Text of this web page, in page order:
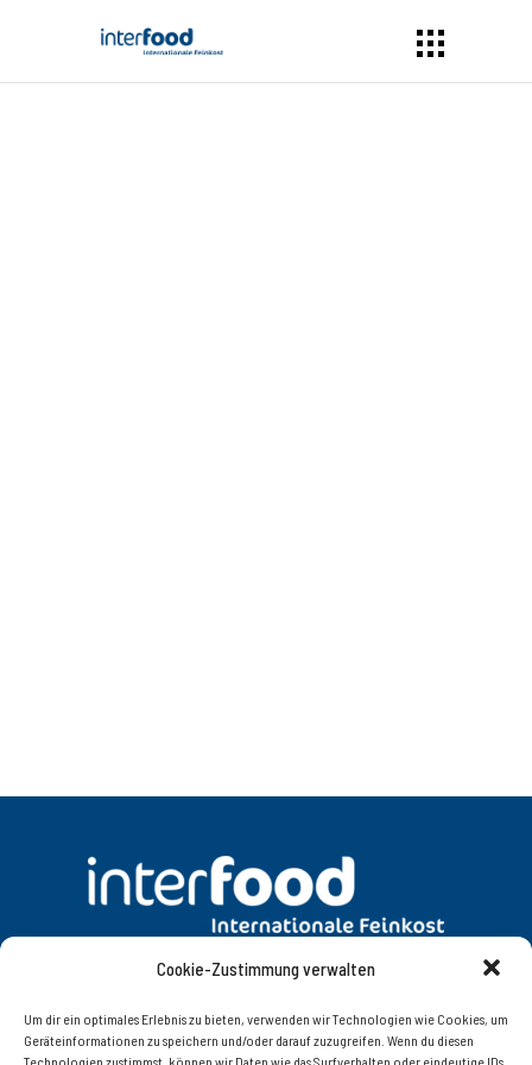
Cookie-Zustimmung verwalten
Um dir ein optimales Erlebnis zu bieten, verwenden wir Technologien wie Cookies, um
Geräteinformationen zu speichern und/oder darauf zuzugreifen. Wenn du diesen
Technologien zustimmst, können wir Daten wie das Surfverhalten oder eindeutige IDs